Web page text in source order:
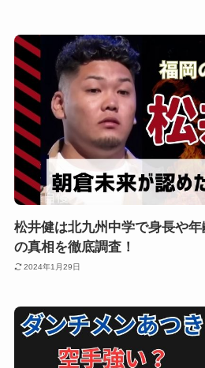
松井健は北九州中学で身長や
の真相を徹底調査！
2024年1月29日